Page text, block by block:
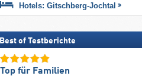
Hotels: Gitschberg-Jochtal
Best of Testberichte
Top für Familien